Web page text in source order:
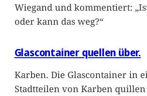
Wiegand und kommentiert:
oder kann das weg?“
Glascontainer quellen über.
Karben. Die Glascontainer in
Stadtteilen von Karben